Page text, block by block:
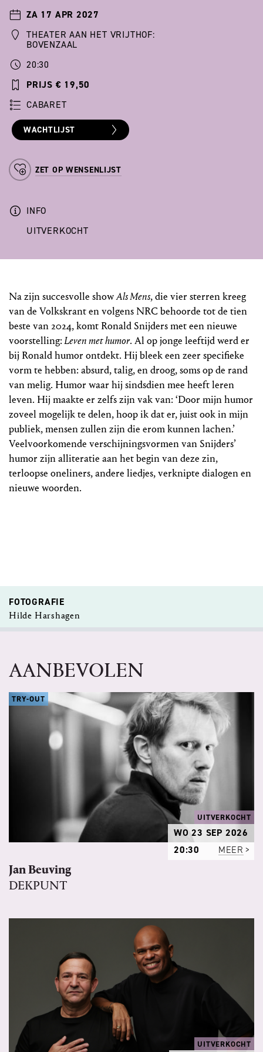
Na zijn succesvolle showAls Mens, die vier sterren kreeg
van de Volkskrant en volgens NRC behoorde tot de tien
beste van 2024, komt Ronald Snijders met een nieuwe
voorstelling:Leven met humor. Al op jonge leeftijd werd er
bij Ronald humor ontdekt. Hij bleek een zeer specifieke
vorm te hebben: absurd, talig, en droog, soms op de rand
van melig. Humor waar hij sindsdien mee heeft leren
leven. Hij maakte er zelfs zijn vak van: ‘Door mijn humor
zoveel mogelijk te delen, hoop ik dat er, juist ook in mijn
publiek, mensen zullen zijn die erom kunnen lachen.’
Veelvoorkomende verschijningsvormen van Snijders’
humor zijn alliteratie aan het begin van deze zin,
terloopse oneliners, andere liedjes, verknipte dialogen en
nieuwe woorden.
ZA 17 APR 2027
THEATER AAN HET VRIJTHOF:
BOVENZAAL
20:30
PRIJS € 19,50
CABARET
WACHTLIJST
ZET OP WENSENLIJST
INFO
UITVERKOCHT
FOTOGRAFIE
Hilde Harshagen
AANBEVOLEN
TRY-OUT
UITVERKOCHT
WO 23 SEP 2026
20:30
MEER
Jan Beuving
DEKPUNT
UITVERKOCHT